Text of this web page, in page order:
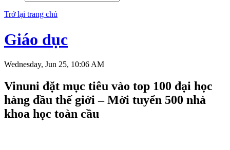
Trở lại trang chủ
Giáo dục
Wednesday, Jun 25, 10:06 AM
Vinuni đặt mục tiêu vào top 100 đại học
hàng đầu thế giới – Mời tuyển 500 nhà
khoa học toàn cầu